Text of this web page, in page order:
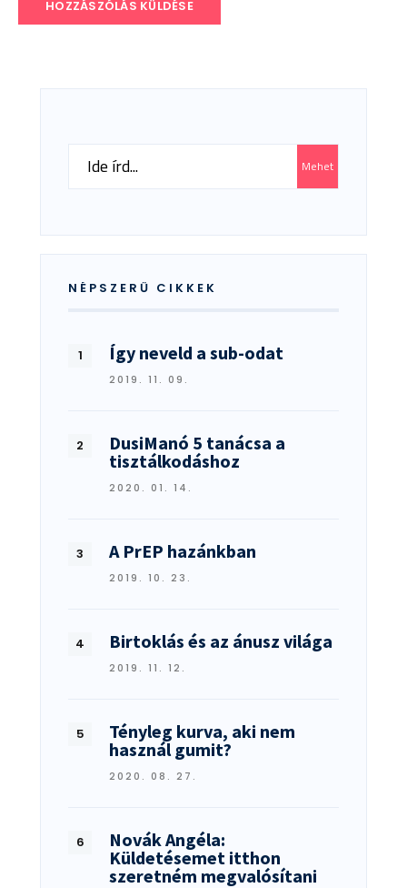
Search
Mehet
NÉPSZERŰ CIKKEK
Így neveld a sub-odat
2019. 11. 09.
DusiManó 5 tanácsa a
tisztálkodáshoz
2020. 01. 14.
A PrEP hazánkban
2019. 10. 23.
Birtoklás és az ánusz világa
2019. 11. 12.
Tényleg kurva, aki nem
használ gumit?
2020. 08. 27.
Novák Angéla:
Küldetésemet itthon
szeretném megvalósítani